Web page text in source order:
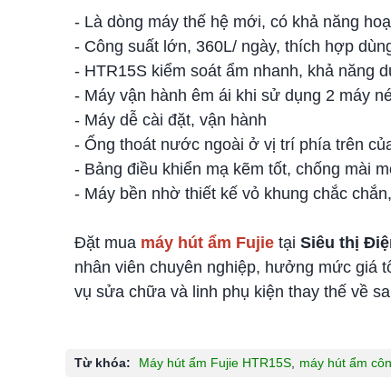
- Là dòng máy thế hệ mới, có khả năng
- Công suất lớn, 360L/ ngày, thích hợp
- HTR15S kiểm soát ẩm nhanh, khả năng
- Máy vận hành êm ái khi sử dụng 2 máy
- Máy dễ cài đặt, vận hành
- Ống thoát nước ngoài ở vị trí phía trên
- Bảng điều khiển mạ kẽm tốt, chống mài
- Máy bền nhờ thiết kế vỏ khung chắc
Đặt mua máy hút ẩm Fujie tại Siêu thị
nhân viên chuyên nghiệp, hưởng mức giá
vụ sửa chữa và linh phụ kiện thay thế về
Từ khóa: Máy hút ẩm Fujie HTR15S máy hút ẩm